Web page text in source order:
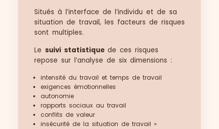
Situés à l’interface de l’individu et de sa
situation de travail, les facteurs de risques
sont multiples.
Le suivi statistique de ces risques
repose sur l’analyse de six dimensions :
intensité du travail et temps de travail
exigences émotionnelles
autonomie
rapports sociaux au travail
conflits de valeur
insécurité de la situation de travail »